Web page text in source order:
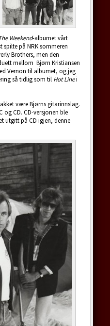
Weekend-albumet vårt
på NRK sommeren
Brothers, men den
mellom Bjørn Kristiansen
Vernon til albumet, og jeg
så tidlig som til Hot Linei
være Bjørns gitarinnslag.
og CD. CD-versjonen ble
utgitt på CD igjen, denne